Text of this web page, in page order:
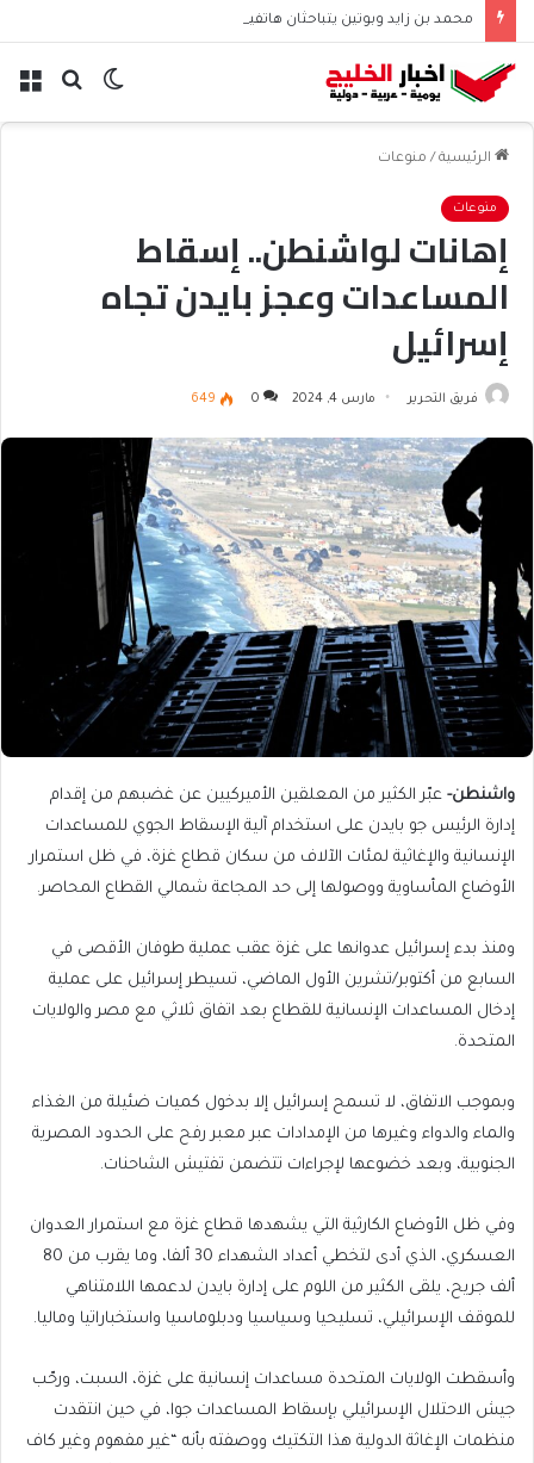
بحث الوضع
الرئيسية / منوعات
منوعات
إهانات لواشنطن.. إسقاط
المساعدات وعجز بايدن تجاه
إسرائيل
فريق التحرير مارس 4, 2024 0
649
واشنطن- عبّر الكثير من المعلقين الأميركيين عن غضبهم من إقدام
إدارة الرئيس جو بايدن على استخدام آلية الإسقاط الجوي للمساعدات
الإنسانية والإغاثية لمئات الآلاف من سكان قطاع غزة، في ظل استمرار
الأوضاع المأساوية ووصولها إلى حد المجاعة شمالي القطاع المحاصر.
ومنذ بدء إسرائيل عدوانها على غزة عقب عملية طوفان الأقصى في
السابع من أكتوبر/تشرين الأول الماضي، تسيطر إسرائيل على عملية
إدخال المساعدات الإنسانية للقطاع بعد اتفاق ثلاثي مع مصر والولايات
المتحدة.
وبموجب الاتفاق، لا تسمح إسرائيل إلا بدخول كميات ضئيلة من الغذاء
والماء والدواء وغيرها من الإمدادات عبر معبر رفح على الحدود المصرية
الجنوبية، وبعد خضوعها لإجراءات تتضمن تفتيش الشاحنات.
وفي ظل الأوضاع الكارثية التي يشهدها قطاع غزة مع استمرار العدوان
العسكري، الذي أدى لتخطي أعداد الشهداء 30 ألفا، وما يقرب من 80
ألف جريح، يلقى الكثير من اللوم على إدارة بايدن لدعمها اللامتناهي
للموقف الإسرائيلي، تسليحيا وسياسيا ودبلوماسيا واستخباراتيا وماليا.
وأسقطت الولايات المتحدة مساعدات إنسانية على غزة، السبت، ورحّب
جيش الاحتلال الإسرائيلي بإسقاط المساعدات جوا، في حين انتقدت
منظمات الإغاثة الدولية هذا التكتيك ووصفته بأنه “غير مفهوم وغير كاف